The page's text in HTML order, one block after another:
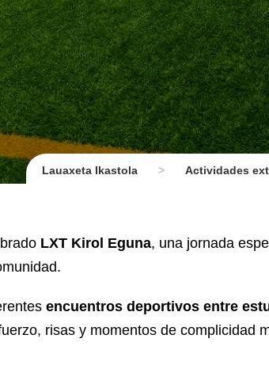
Lauaxeta Ikastola > Actividades
LXT Kirol Eguna, una jornada
encuentros deportivos entre
risas y momentos de complicidad